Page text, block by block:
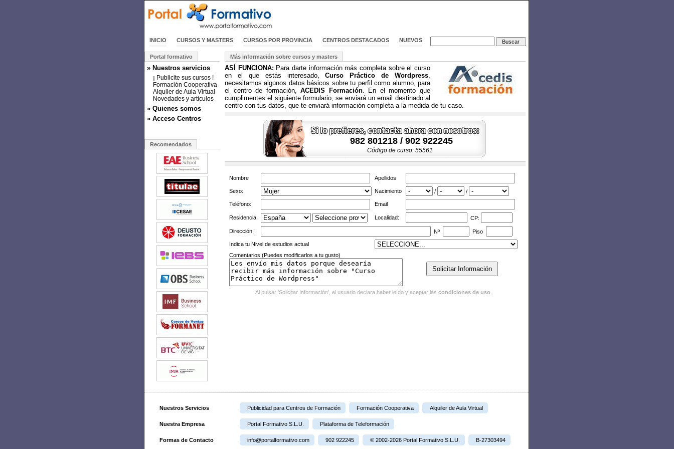
INICIO CURSOS Y MASTERS CURSOS POR PROVINCIA CENTROS DESTACADOS NUEVOS
Portal formativo
» Nuestros servicios
¡ Publicite sus cursos !
Formación Cooperativa
Alquiler de Aula Virtual
Novedades y artículos
» Quienes somos
» Acceso Centros
Recomendados
Más información sobre cursos y masters
ASÍ FUNCIONA: Para darte información más completa sobre el curso
en el que estás interesado,Curso Práctico de Wordpress,
necesitamos algunos datos básicos sobre tu perfil como alumno, para
el centro de formación,ACEDIS Formación. En el momento que
cumplimentes el siguiente formulario, se enviará un email destinado al
centro con tus datos, que te enviará información completa a la medida de tu caso.
982 801218 / 902 922245
Código de curso: 55561
Nombre Apellidos
Sexo: Nacimiento / /
Teléfono: Email
Residencia: Localidad: CP:
Dirección: Nº Piso
Indica tu Nivel de estudios actual
Comentarios (Puedes modificarlos a tu gusto)
Al pulsar 'Solicitar Información', el usuario declara haber leído y aceptar las condiciones de uso
Nuestros Servicios Publicidad para Centros de Formación Formación Cooperativa Alquiler de Aula Virtual
Nuestra Empresa Portal Formativo S.L.U. Plataforma de Teleformación
Formas de Contacto info@portalformativo.com 902 922245 © 2002-2026 Portal Formativo S.L.U. B-27303494